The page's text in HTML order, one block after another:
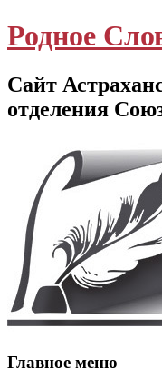
Родное
Сайт
отделения
Главное меню